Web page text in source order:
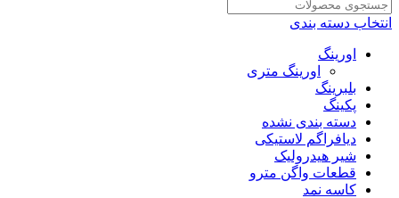
انتخاب دسته بندی
اورینگ
اورینگ متری
بلبرینگ
پکینگ
دسته بندی نشده
دیافراگم لاستیکی
شیر هیدرولیک
قطعات واگن مترو
کاسه نمد